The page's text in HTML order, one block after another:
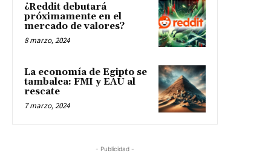
¿Reddit debutará
próximamente en el
mercado de valores?
8 marzo, 2024
La economía de Egipto se
tambalea: FMI y EAU al
rescate
7 marzo, 2024
- Publicidad -